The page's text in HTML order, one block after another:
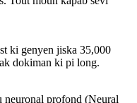
ki genyen jiska 35,000
dokiman ki pi long.
neuronal profond (Neural